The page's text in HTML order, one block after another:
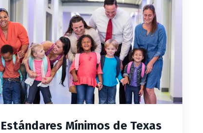
Estándares Mínimos de Texas